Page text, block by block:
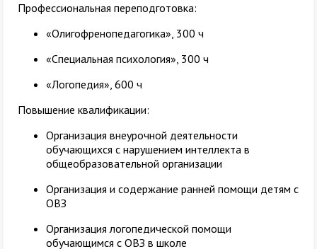
Профессиональная переподготовка:
«Олигофренопедагогика», 300 ч
«Специальная психология», 300 ч
«Логопедия», 600 ч
Повышение квалификации:
Организация внеурочной деятельности
обучающихся с нарушением интеллекта в
общеобразовательной организации
Организация и содержание ранней помощи детям с
ОВЗ
Организация логопедической помощи
обучающимся с ОВЗ в школе